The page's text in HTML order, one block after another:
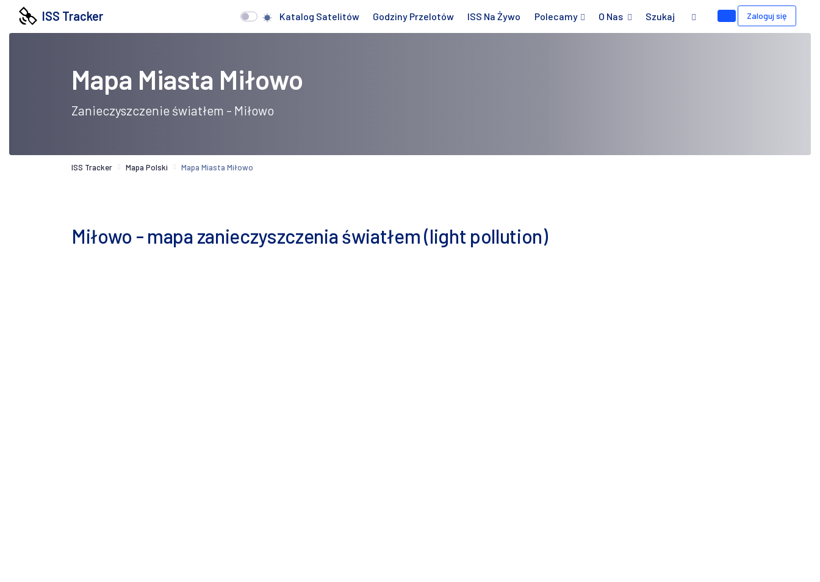
ISS Tracker Katalog Satelitów Godziny Przelotów ISS Na Żywo Polecamy O Nas Szukaj Zaloguj się
Mapa Miasta Miłowo
Zanieczyszczenie światłem - Miłowo
ISS Tracker Mapa Polski Mapa Miasta Miłowo
Miłowo - mapa zanieczyszczenia światłem (light pollution)